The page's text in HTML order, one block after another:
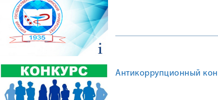
Антикоррупционный